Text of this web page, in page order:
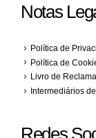
Notas
Política de
Política de
Livro de
Intermediários